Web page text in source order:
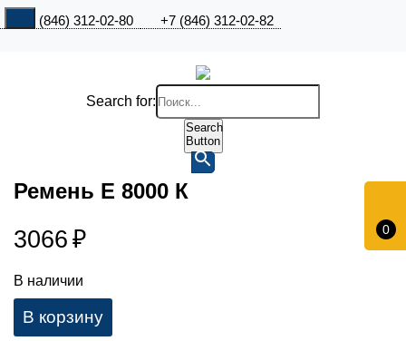
+7 (846) 312-02-80 +7 (846) 312-02-82
0
Search for:
Search
Button
Ремень Е 8000 К
3066 ₽
В наличии
В корзину